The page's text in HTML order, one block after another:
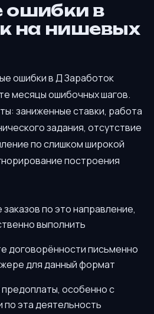
ошибки в
на нишевых
ошибки в Д Заработок
месяцы ошибочных шагов.
заниженные ставки, работа
задания, отсутствие
по слишком широкой
построения
по это направление,
выполнить
договорённости письменно
для данный формат
особенно с
эта деятельность